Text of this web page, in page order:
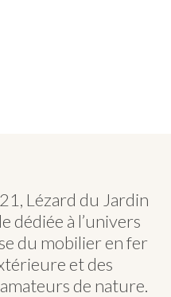
Lézard du Jardin
dédiée à l’univers
du mobilier en fer
et des
de nature.